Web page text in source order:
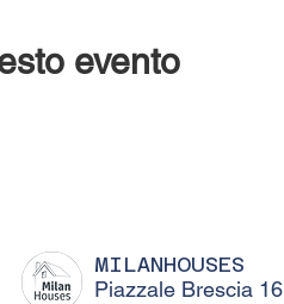
evento
MILANHOUSES
Piazzale Brescia 16